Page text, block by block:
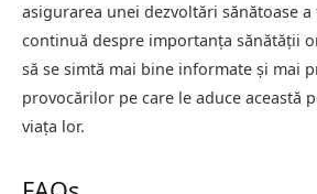
asigurarea unei dezvoltări sănătoase
continuă despre importanța sănătății
să se simtă mai bine informate și mai
provocărilor pe care le aduce această
viața lor.